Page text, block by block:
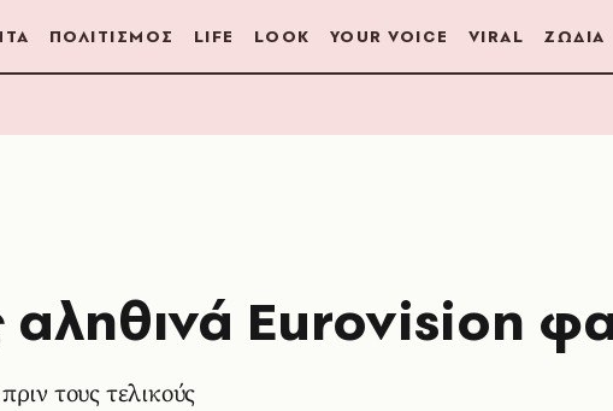
ΠΟΛΙΤΙΣΜΟΣ LIFE LOOK YOUR VOICE VIRAL ΖΩΔΙΑ
αληθινά Eurovision
τους τελικούς